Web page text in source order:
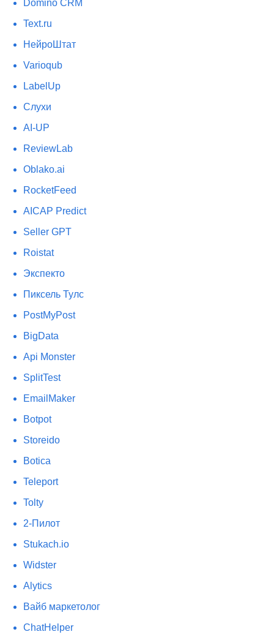
Domino CRM
Text.ru
НейроШтат
Varioqub
LabelUp
Слухи
AI-UP
ReviewLab
Oblako.ai
RocketFeed
AICAP Predict
Seller GPT
Roistat
Экспекто
Пиксель Тулс
PostMyPost
BigData
Api Monster
SplitTest
EmailMaker
Botpot
Storeido
Botica
Teleport
Tolty
2-Пилот
Stukach.io
Widster
Alytics
Вайб маркетолог
ChatHelper